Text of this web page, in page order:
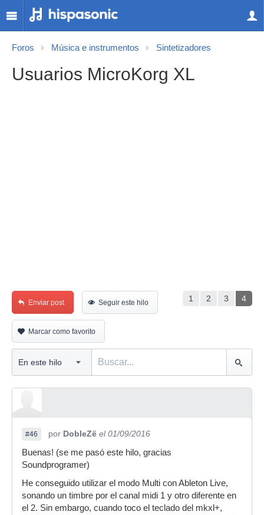
Foros Música e instrumentos Sintetizadores
Usuarios MicroKorg XL
1 2 3 4
Enviar post Seguir este hilo
Marcar como favorito
#46 por DobleZë el 01/09/2016
Buenas! (se me pasó este hilo, gracias
Soundprogramer)
He conseguido utilizar el modo Multi con Ableton Live,
sonando un timbre por el canal midi 1 y otro diferente en
el 2. Sin embargo, cuando toco el teclado del mkxl+,